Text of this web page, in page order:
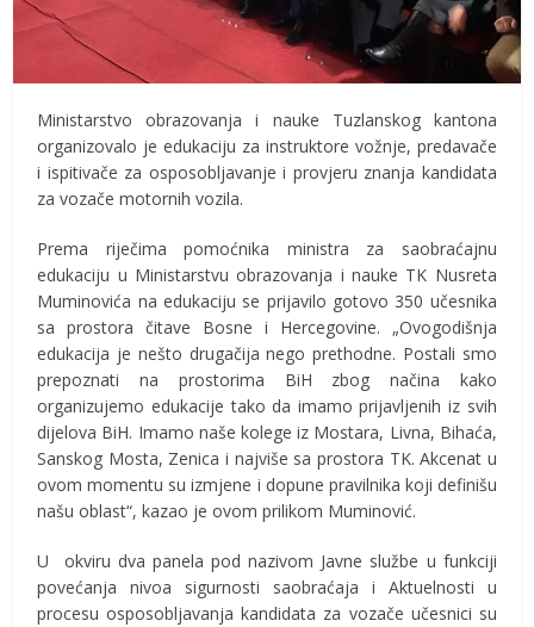
Ministarstvo obrazovanja i nauke Tuzlanskog kantona
organizovalo je edukaciju za instruktore vožnje, predavače
i ispitivače za osposobljavanje i provjeru znanja kandidata
za vozače motornih vozila.
Prema riječima pomoćnika ministra za saobraćajnu
edukaciju u Ministarstvu obrazovanja i nauke TK Nusreta
Muminovića na edukaciju se prijavilo gotovo 350 učesnika
sa prostora čitave Bosne i Hercegovine. „Ovogodišnja
edukacija je nešto drugačija nego prethodne. Postali smo
prepoznati na prostorima BiH zbog načina kako
organizujemo edukacije tako da imamo prijavljenih iz svih
dijelova BiH. Imamo naše kolege iz Mostara, Livna, Bihaća,
Sanskog Mosta, Zenica i najviše sa prostora TK. Akcenat u
ovom momentu su izmjene i dopune pravilnika koji definišu
našu oblast“, kazao je ovom prilikom Muminović.
U okviru dva panela pod nazivom Javne službe u funkciji
povećanja nivoa sigurnosti saobraćaja i Aktuelnosti u
procesu osposobljavanja kandidata za vozače učesnici su